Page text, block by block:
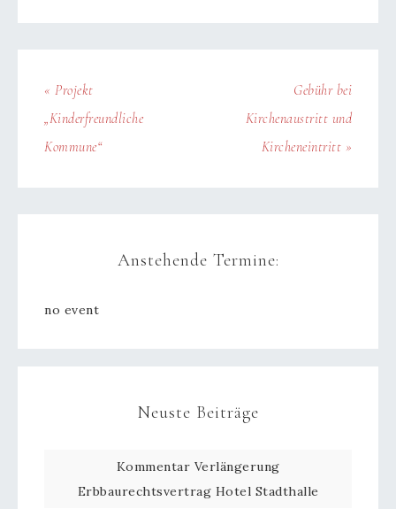
« Projekt
„Kinderfreundliche
Kommune“
Gebühr bei
Kirchenaustritt und
Kircheneintritt »
Anstehende Termine:
no event
Neuste Beiträge
Kommentar Verlängerung
Erbbaurechtsvertrag Hotel Stadthalle